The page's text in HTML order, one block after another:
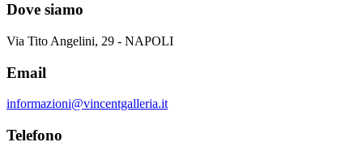
Dove siamo
Via Tito Angelini, 29 - NAPOLI
Email
informazioni@vincentgalleria.it
Telefono